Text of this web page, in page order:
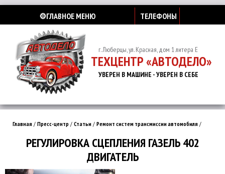
⚙️ГЛАВНОЕ МЕНЮ ТЕЛЕФОНЫ
г. Люберцы, ул. Красная, дом 1 литера Е
ТЕХЦЕНТР «АВТОДЕЛО»
УВЕРЕН В МАШИНЕ - УВЕРЕН В СЕБЕ
Главная / Пресс-центр / Статьи / Ремонт систем трансмиссии автомобиля /
РЕГУЛИРОВКА СЦЕПЛЕНИЯ ГАЗЕЛЬ 402
ДВИГАТЕЛЬ